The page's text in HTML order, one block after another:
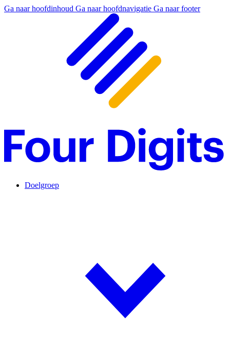
Ga naar hoofdinhoud Ga naar hoofdnavigatie Ga naar footer
Doelgroep